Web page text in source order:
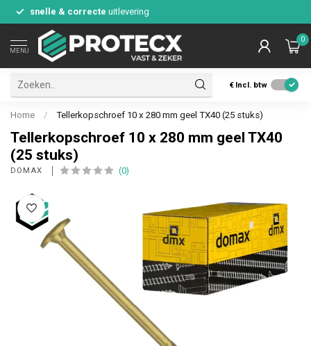
snelle & correcte uitlevering
MENU
0
€ Incl. btw
Home / Tellerkopschroef 10 x 280 mm geel TX40 (25 stuks)
Tellerkopschroef 10 x 280 mm geel TX40
(25 stuks)
DOMAX (0)